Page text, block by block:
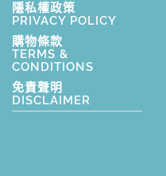
隱私權政策
PRIVACY POLICY
購物條款
TERMS &
CONDITIONS
免責聲明
DISCLAIMER